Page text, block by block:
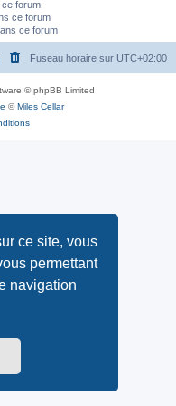
ce site, vous
permettant
navigation
forum
ce forum
ce forum
Fuseau horaire sur UTC+02:00
© phpBB Limited
©Miles Cellar